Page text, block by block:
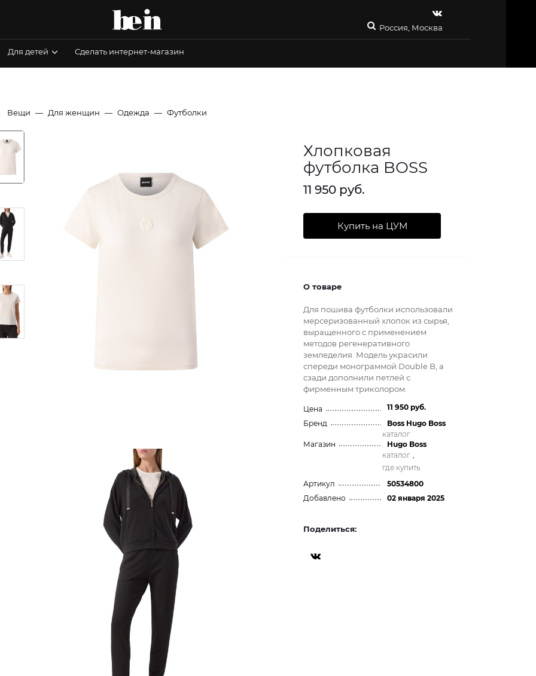
Россия, Москва
Для детей Сделать интернет-магазин
Вещи Для женщин Одежда Футболки
Хлопковая
футболка BOSS
11 950 руб.
Купить на ЦУМ
О товаре
Для пошива футболки использовали
мерсеризованный хлопок из сырья,
выращенного с применением
методов регенеративного
земледелия. Модель украсили
спереди монограммой Double B, а
сзади дополнили петлей с
фирменным триколором.
Цена
11 950 руб.
Бренд
Boss Hugo Boss
каталог
Магазин
Hugo Boss
каталог ,
где купить
Артикул
50534800
Добавлено
02 января 2025
Поделиться: